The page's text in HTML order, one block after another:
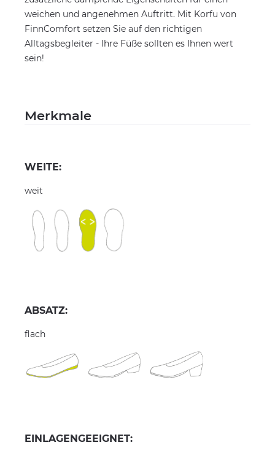
weichen und angenehmen Auftritt. Mit Korfu von
FinnComfort setzen Sie auf den richtigen
Alltagsbegleiter - Ihre Füße sollten es Ihnen wert
sein!
Merkmale
WEITE:
weit
ABSATZ:
flach
EINLAGENGEEIGNET: